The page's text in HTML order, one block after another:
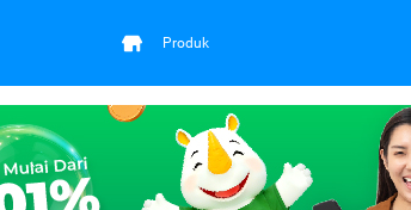
Produk